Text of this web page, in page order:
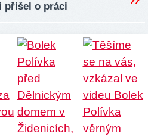
přišel o práci